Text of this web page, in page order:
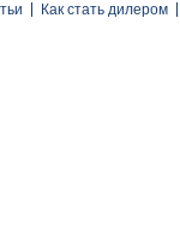
Как стать дилером